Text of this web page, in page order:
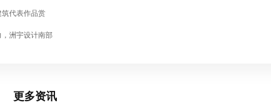
代表作品赏
洲宇设计南部
更多资讯